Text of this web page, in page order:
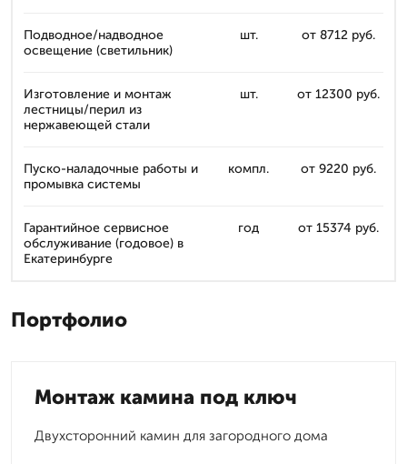
Подводное/надводное
освещение (светильник)
шт. от 8712 руб.
Изготовление и монтаж
лестницы/перил из
нержавеющей стали
шт. от 12300 руб.
Пуско-наладочные работы и
промывка системы
компл. от 9220 руб.
Гарантийное сервисное
обслуживание (годовое) в
Екатеринбурге
год от 15374 руб.
Портфолио
Монтаж камина под ключ
Двухсторонний камин для загородного дома